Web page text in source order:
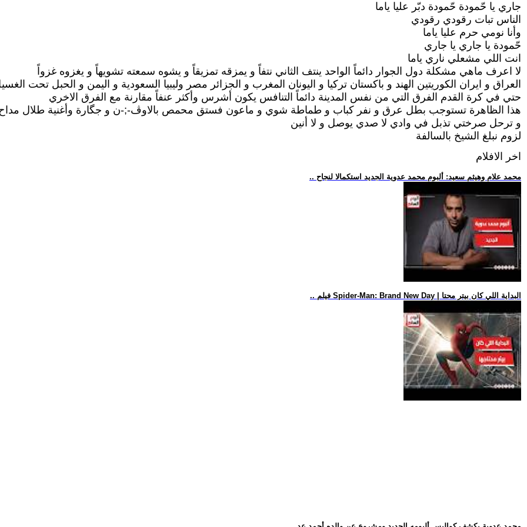
جاري يا حّمودة حّمودة دبّر عليا ياما
الناس تبات رقودي رقودي
وأنا نومي حرم عليا ياما
حّمودة يا جاري يا جاري
انت اللي مشعلي ناري ياما
لا اعرف ماهي مشكلة دول الجوار دائماً الواحد ينتف الثاني نتفاً و يمزقه تمزيقاً و يشوه سمعته تشويهاً و يغزوه غزواً
العراق و ايران الكوريتين الهند و باكستان تركيا و اليونان المغرب و الجزائر مصر وليبيا السعودية و اليمن و الحبل تحت
حتي في كرة القدم الفرق التي من نفس المدينة دائماً التنافس يكون أشرس وأكثر عنفاً مقارنة مع الفرق الاخري
هذا الظاهرة تستوجب بطل عرق و نفر كباب و طماطة شوي و ماعون فستق محمص بالاوڤ-;-ن و جگارة وأغنية طلال
و ترحل صرختي تذبل في وادي لا صدي يوصل و لا أنين
لزوم نبلغ الشيخ بالسالفة
اخر الافلام
.. محمد علام وهيثم سعيد: ألبوم محمد عدوية الجديد استكمالا لنجاح
.. فيلم Spider-Man: Brand New Day | البداية اللي كان بيتر محتا